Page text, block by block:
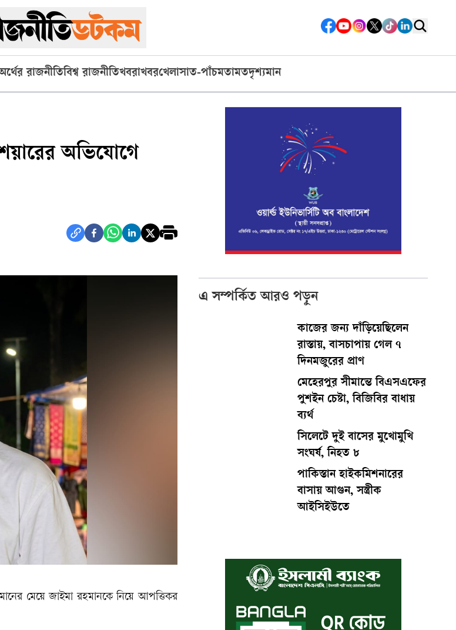
রাজনীতিবিশ্ব রাজনীতিখবরাখবরখেলাসাত-পাঁচমতামতদৃশ্যমান
অভিযোগে
মেয়ে জাইমা রহমানকে নিয়ে আপত্তিকর
এ সম্পর্কিত আরও পড়ুন
কাজের জন্য দাঁড়িয়েছিলেন
রাস্তায়, বাসচাপায় গেল ৭
দিনমজুরের প্রাণ
মেহেরপুর সীমান্তে বিএসএফের
পুশইন চেষ্টা, বিজিবির বাধায়
ব্যর্থ
সিলেটে দুই বাসের মুখোমুখি
সংঘর্ষ, নিহত ৮
পাকিস্তান হাইকমিশনারের
বাসায় আগুন, সস্ত্রীক
আইসিইউতে